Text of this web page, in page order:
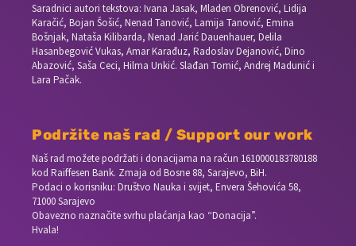
Saradnici autori tekstova: Ivana Jasak, Mladen Obrenović, Lidija
Karačić, Bojan Šošić, Nenad Tanović, Lamija Tanović, Emina
Bošnjak, Nataša Kilibarda, Nenad Jarić Dauenhauer, Delila
Hasanbegović Vukas, Amar Karađuz, Radoslav Dejanović, Dino
Abazović, Saša Ceci, Hilma Unkić. Slađan Tomić, Andrej Madunić i
Lara Pačak.
Podržite naš rad / Support our work
Naš rad možete podržati i donacijama na račun 1610000183780188
kod Raiffesen Bank. Zmaja od Bosne 88, Sarajevo, BiH.
Podaci o korisniku: Društvo Nauka i svijet, Envera Šehovića 58,
71000 Sarajevo
Obavezno naznačite svrhu plaćanja kao “Donacija”.
Hvala!